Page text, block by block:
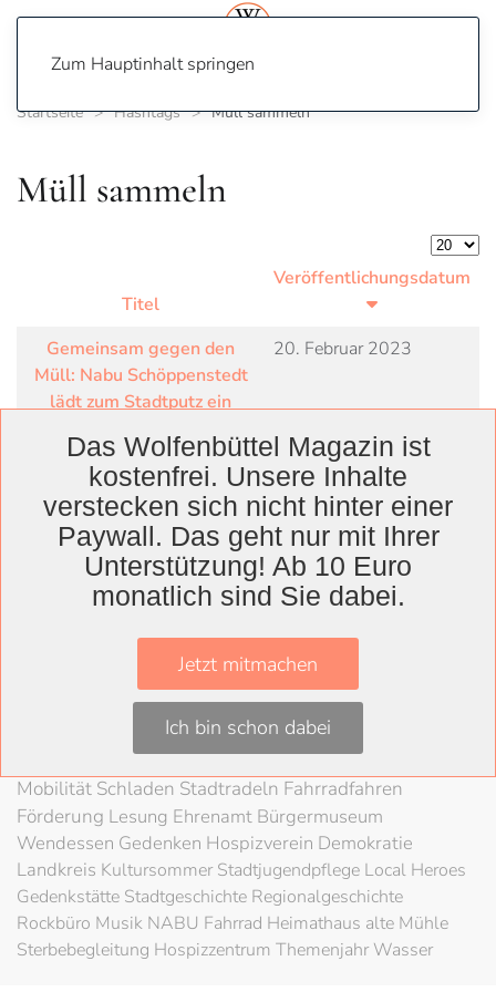
Zum Hauptinhalt springen
Startseite Hashtags Müll sammeln
Müll sammeln
Titel
Veröffentlichungsdatum
Gemeinsam gegen den
Müll: Nabu Schöppenstedt
lädt zum Stadtputz ein
20. Februar 2023
WolfenbüttelLandkreis
WolfenbüttelLessingtheater Ausstellung
Herzog August BibliothekNachhaltigkeit
KunstvereinMuseum
Braunschweigische LandschaftHABSchloss
80 Jahre KriegsendeLiteratur
SchöppenstedtUmweltschutzLAG Rock
Mobilität Schladen Stadtradeln Fahrradfahren
Förderung Lesung Ehrenamt Bürgermuseum
Wendessen Gedenken Hospizverein Demokratie
Landkreis KultursommerStadtjugendpflege Local Heroes
Gedenkstätte Stadtgeschichte Regionalgeschichte
Rockbüro Musik NABU Fahrrad Heimathaus alte Mühle
Sterbebegleitung Hospizzentrum Themenjahr Wasser
Das Wolfenbüttel Magazin ist
kostenfrei. Unsere Inhalte
verstecken sich nicht hinter einer
Paywall. Das geht nur mit Ihrer
Unterstützung! Ab 10 Euro
monatlich sind Sie dabei.
Jetzt mitmachen
Ich bin schon dabei